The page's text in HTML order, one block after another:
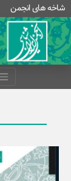
شاخه های انجمن